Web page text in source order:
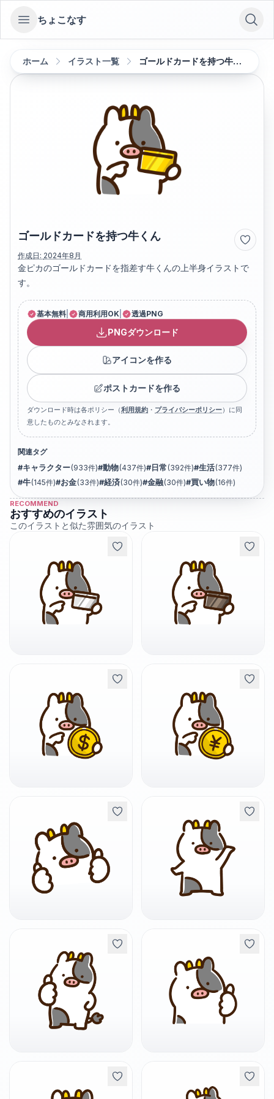
Open sidebar
ちょこなす
ホーム イラスト一覧 ゴールドカードを持つ牛くん
ゴールドカードを持つ牛くん
作成日: 2024年8月
金ピカのゴールドカードを指差す牛くんの上半身イラストで
す。
基本無料 商用利用OK 透過PNG
PNGダウンロード
アイコンを作る
ポストカードを作る
ダウンロード時は各ポリシー（利用規約 ・ プライバシーポリシー）に同
意したものとみなされます。
関連タグ
#キャラクター(933件)#動物(437件)# 日常 (392件)#生活(377件)
#牛(145件)#お金(33件)#経済(30件)#金融(30件)#買い物(16件)
RECOMMEND
おすすめのイラスト
このイラストと似た雰囲気のイラスト